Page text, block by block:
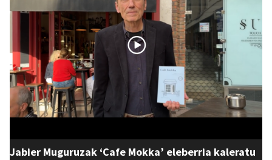
Jabier Muguruzak ‘Cafe Mokka’ eleberria kaleratu